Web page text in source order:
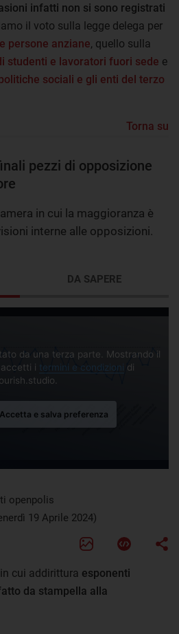
infatti non si sono registrati
il voto sulla legge delega per
persone anziane, quello sulla
studenti e lavoratori fuori sede e
sociali e gli enti del terzo
Torna su
pezzi di opposizione
in cui la maggioranza è
interne alle opposizioni.
da una terza parte. Mostrando il
i termini e condizioni di
Accetta e salva preferenza
DA SAPERE
openpolis
19 Aprile 2024)
cui addirittura esponenti
da stampella alla